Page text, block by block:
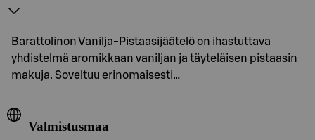
Barattolinon Vanilja-Pistaasijäätelö on ihastuttava
yhdistelmä aromikkaan vaniljan ja täyteläisen pistaasin
makuja. Soveltuu erinomaisesti…
Valmistusmaa